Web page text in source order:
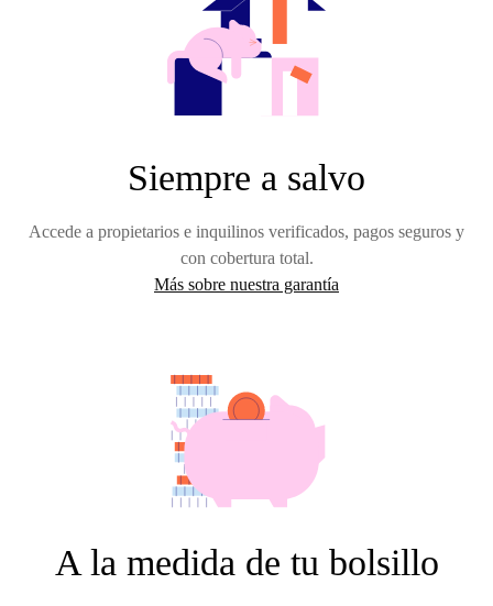
Siempre a salvo
Accede a propietarios e inquilinos verificados, pagos seguros y
con cobertura total.
Más sobre nuestra garantía
A la medida de tu bolsillo